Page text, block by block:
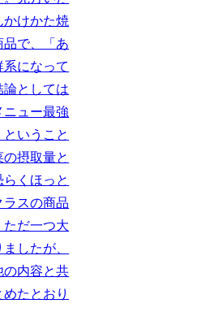
かけかた焼
品で、「あ
系になって
論としては
ニュー最強
いうこと
摂取量と
くほっと
ラスの商品
ただ一つ大
したが、
の内容と共
たとおり